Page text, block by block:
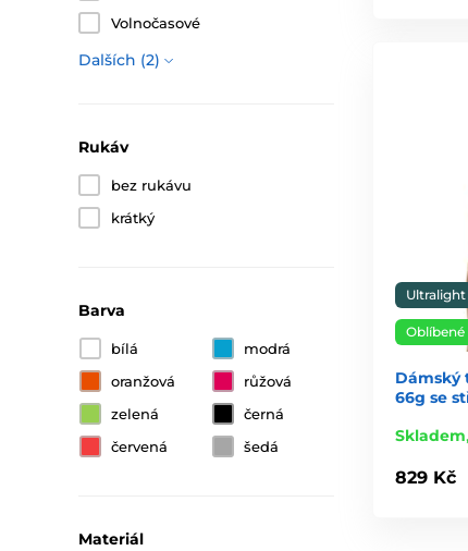
Volnočasové
Dalších (2)
Rukáv
bez rukávu
krátký
Barva
bílá
modrá
oranžová
růžová
zelená
černá
červená
šedá
Materiál
Ultralight
Oblíbené
Dámský
66g se
Skladem,
829 Kč